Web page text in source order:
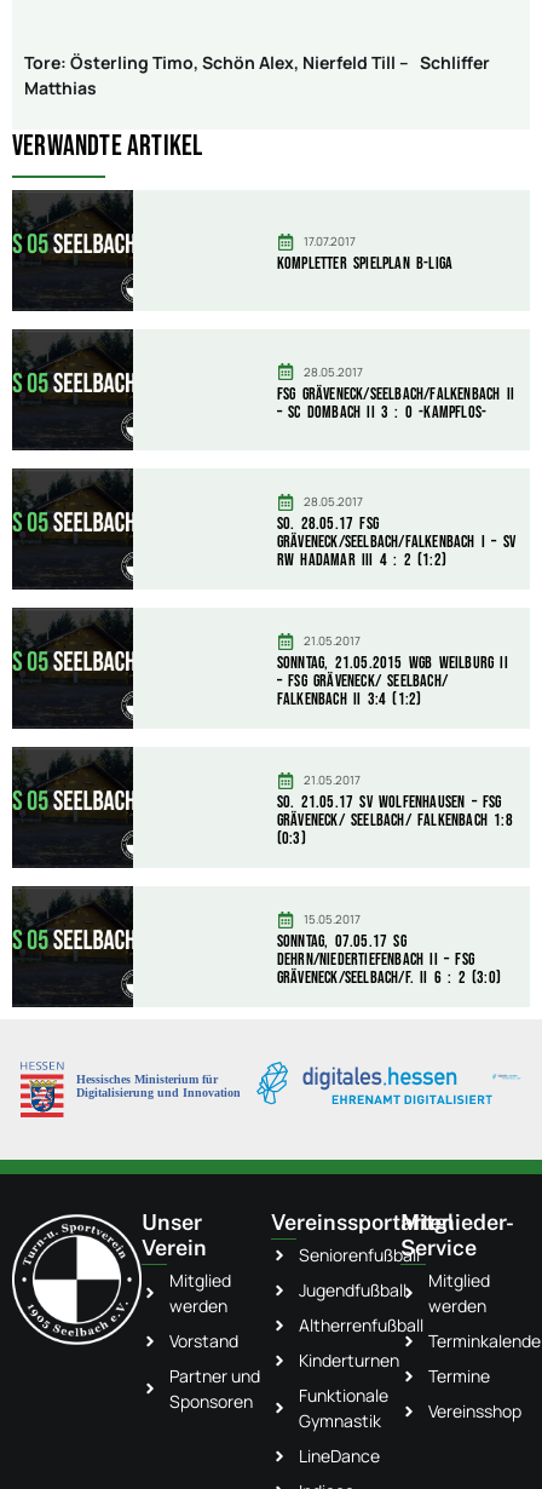
Tore: Österling Timo, Schön Alex, Nierfeld Till – Schliffer
Matthias
Verwandte Artikel
17.07.2017
Kompletter Spielplan B-Liga
28.05.2017
FSG Gräveneck/Seelbach/Falkenbach II
– SC Dombach II 3 : 0 -kampflos-
28.05.2017
So. 28.05.17 FSG
Gräveneck/Seelbach/Falkenbach I – SV
RW Hadamar III 4 : 2 (1:2)
21.05.2017
Sonntag, 21.05.2015 WGB Weilburg II
– FSG Gräveneck/ Seelbach/
Falkenbach II 3:4 (1:2)
21.05.2017
So. 21.05.17 SV Wolfenhausen – FSG
Gräveneck/ Seelbach/ Falkenbach 1:8
(0:3)
15.05.2017
Sonntag, 07.05.17 SG
Dehrn/Niedertiefenbach II – FSG
Gräveneck/Seelbach/F. II 6 : 2 (3:0)
Unser
Verein
Mitglied
werden
Vorstand
Partner und
Sponsoren
Vereinssportarten
Seniorenfußball
Jugendfußball
Altherrenfußball
Kinderturnen
Funktionale
Gymnastik
LineDance
Mitglieder-
Service
Mitglied
werden
Termine
Vereinsshop